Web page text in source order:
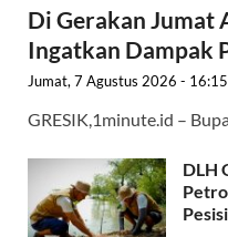
Di Gerakan Jumat
Ingatkan Dampak
Jumat, 7 Agustus 2026 - 16:15
GRESIK,1minute.id –
DLH